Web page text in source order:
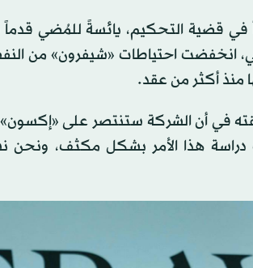
في قضية التحكيم، يائسةً للمُضي
في أن الشركة ستنتصر على
هذا الأمر بشكل مكثف، ونحن